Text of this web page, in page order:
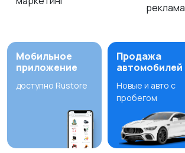
реклама
Мобильное
приложение
доступно Rustore
Продажа
автомобилей
Новые и авто с
пробегом